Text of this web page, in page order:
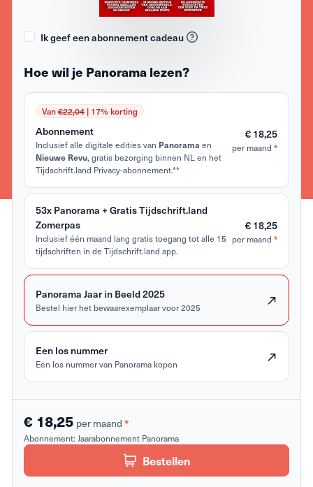
Ik geef een abonnement cadeau
Hoe wil je Panorama lezen?
Van€22,04| 17% korting
Abonnement
Inclusief alle digitale edities van Panorama en
Nieuwe Revu, gratis bezorging binnen NL en het
Tijdschrift.land Privacy-abonnement.**
€ 18,25
per maand *
53x Panorama + Gratis Tijdschrift.land
Zomerpas
Inclusief één maand lang gratis toegang tot alle 15
tijdschriften in de Tijdschrift.land app.
€ 18,25
per maand *
Panorama Jaar in Beeld 2025
Bestel hier het bewaarexemplaar voor 2025
Een los nummer
Een los nummer van Panorama kopen
€ 18,25 per maand*
Abonnement: Jaarabonnement Panorama
Bestellen